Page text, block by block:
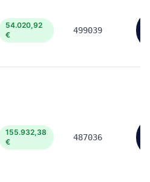
54.020,92
€
499039
155.932,38
€
487036